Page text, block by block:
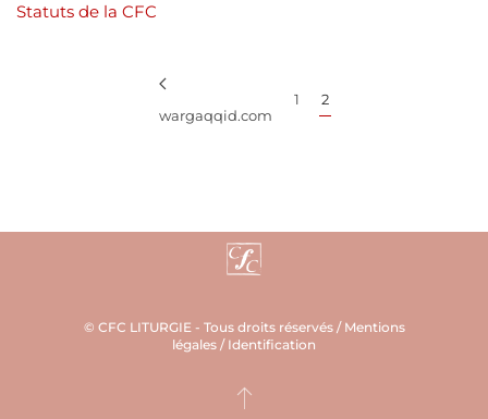
Statuts de la CFC
wargaqqid.com
1 2
© CFC LITURGIE - Tous droits réservés / Mentions
légales / Identification